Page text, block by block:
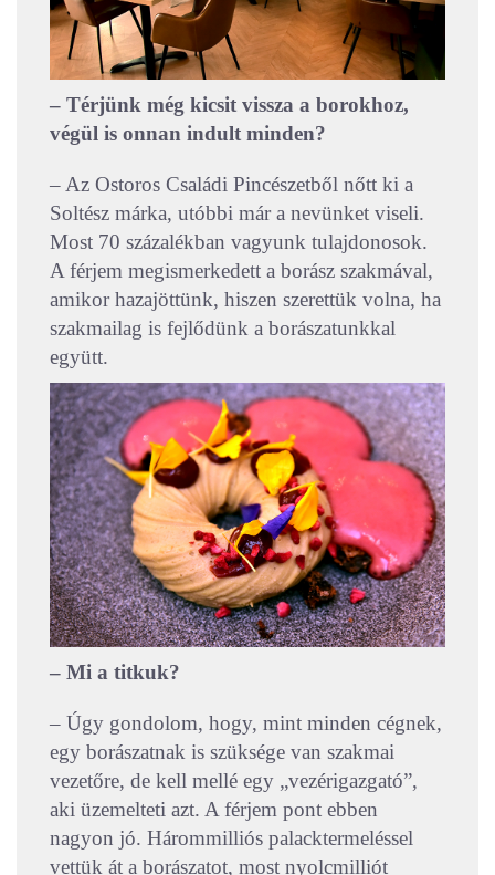
– Térjünk még kicsit vissza a borokhoz,
végül is onnan indult minden?
– Az Ostoros Családi Pincészetből nőtt ki a
Soltész márka, utóbbi már a nevünket viseli.
Most 70 százalékban vagyunk tulajdonosok.
A férjem megismerkedett a borász szakmával,
amikor hazajöttünk, hiszen szerettük volna, ha
szakmailag is fejlődünk a borászatunkkal
együtt.
– Mi a titkuk?
– Úgy gondolom, hogy, mint minden cégnek,
egy borászatnak is szüksége van szakmai
vezetőre, de kell mellé egy „vezérigazgató”,
aki üzemelteti azt. A férjem pont ebben
nagyon jó. Hárommilliós palacktermeléssel
vettük át a borászatot, most nyolcmilliót